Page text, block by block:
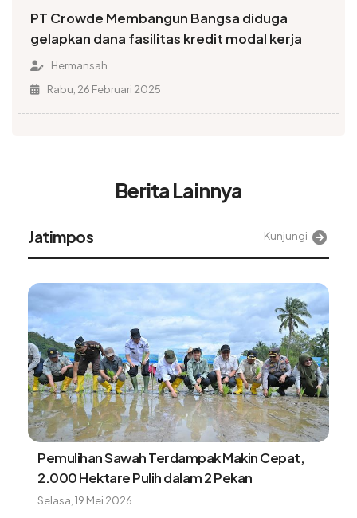
PT Crowde Membangun Bangsa diduga
gelapkan dana fasilitas kredit modal kerja
Hermansah
Rabu, 26 Februari 2025
Berita Lainnya
Alinea Kunjungi
Dari tali baja ke jembatan perintis, akses aman
warga Desa Sikundo segera terwujud
Minggu, 9 Agustus 2026